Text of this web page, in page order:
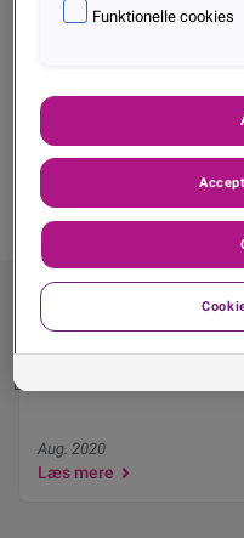
Læs mere
Aug. 2020
Læs mere
Funktionelle cookies